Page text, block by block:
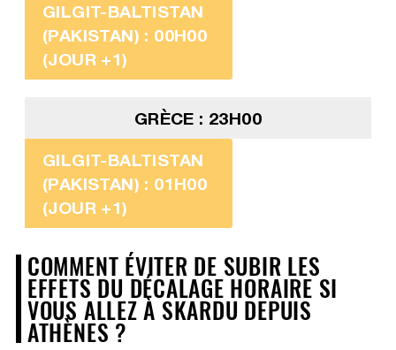
GILGIT-BALTISTAN
(PAKISTAN) : 00H00
(JOUR +1)
GRÈCE : 23H00
GILGIT-BALTISTAN
(PAKISTAN) : 01H00
(JOUR +1)
COMMENT ÉVITER DE SUBIR LES
EFFETS DU DÉCALAGE HORAIRE SI
VOUS ALLEZ À SKARDU DEPUIS
ATHÈNES ?